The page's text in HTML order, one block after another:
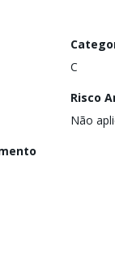
C
Risco
Não